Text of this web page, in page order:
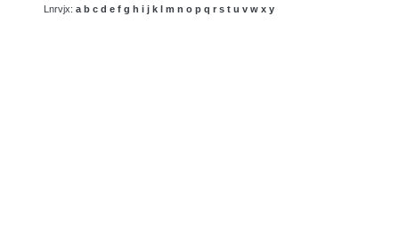
Lnrvjx: a b c d e f g h i j k l m n o p q r s t u v w x y